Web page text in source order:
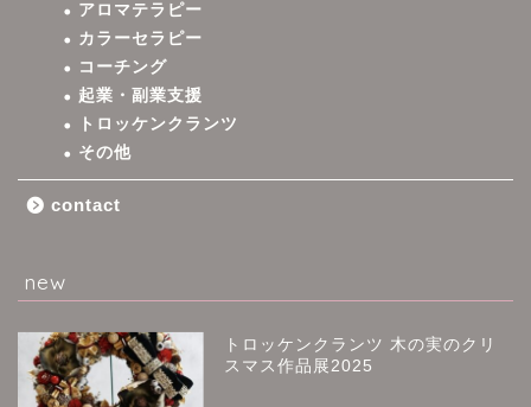
アロマテラピー
カラーセラピー
コーチング
起業・副業支援
トロッケンクランツ
その他
contact
new
トロッケンクランツ 木の実のクリ
スマス作品展2025